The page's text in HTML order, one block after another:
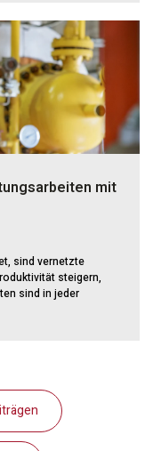
mit
sind vernetzte
steigern,
sind in jeder